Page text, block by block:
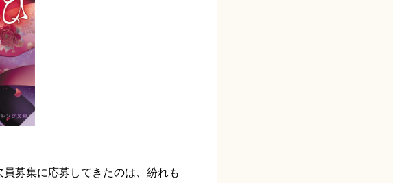
募集に応募してきたのは、紛れも